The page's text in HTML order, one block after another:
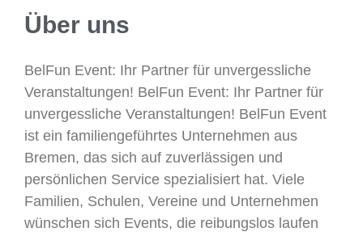
Über uns
BelFun Event: Ihr Partner für unvergessliche
Veranstaltungen! BelFun Event: Ihr Partner für
unvergessliche Veranstaltungen! BelFun Event
ist ein familiengeführtes Unternehmen aus
Bremen, das sich auf zuverlässigen und
persönlichen Service spezialisiert hat. Viele
Familien, Schulen, Vereine und Unternehmen
wünschen sich Events, die reibungslos laufen